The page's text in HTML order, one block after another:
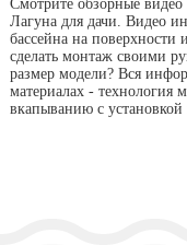
Смотрите обзорные
Лагуна для дачи. Видео
бассейна на поверхности
сделать монтаж своими
размер модели? Вся
материалах - технология
вкапыванию с